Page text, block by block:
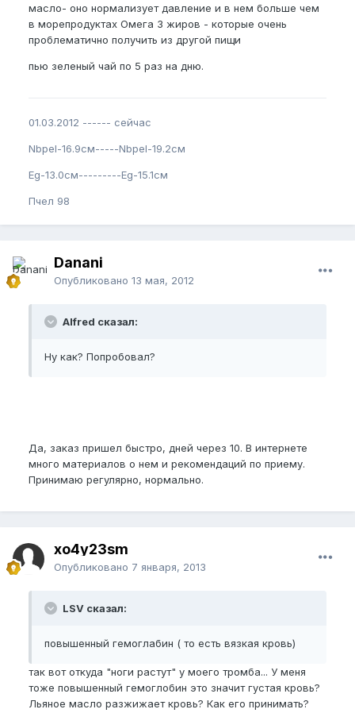
масло- оно нормализует давление и в нем больше чем
в морепродуктах Омега 3 жиров - которые очень
проблематично получить из другой пищи
пью зеленый чай по 5 раз на дню.
01.03.2012 ------ сейчас
Nbpel-16.9см-----Nbpel-19.2см
Eg-13.0см---------Eg-15.1см
Пчел 98
Danani
Опубликовано 13 мая, 2012
Alfred сказал:
Ну как? Попробовал?
Да, заказ пришел быстро, дней через 10. В интернете
много материалов о нем и рекомендаций по приему.
Принимаю регулярно, нормально.
xo4y23sm
Опубликовано 7 января, 2013
LSV сказал:
повышенный гемоглабин ( то есть вязкая кровь)
так вот откуда "ноги растут" у моего тромба... У меня
тоже повышенный гемоглобин это значит густая кровь?
Льяное масло разжижает кровь? Как его принимать?